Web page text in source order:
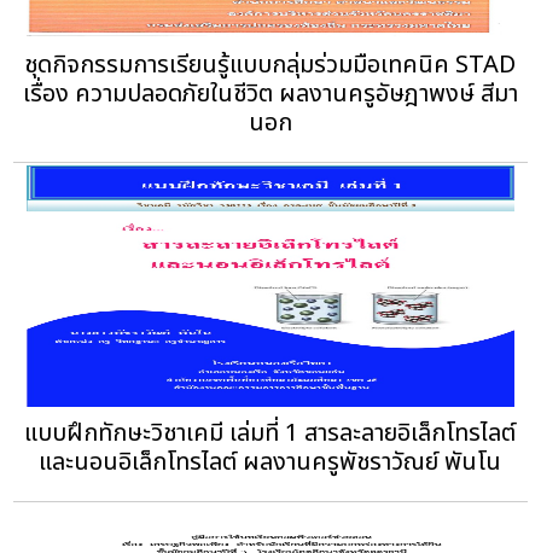
ชุดกิจกรรมการเรียนรู้แบบกลุ่มร่วมมือเทคนิค STAD
เรื่อง ความปลอดภัยในชีวิต ผลงานครูอัษฎาพงษ์ สีมา
นอก
แบบฝึกทักษะวิชาเคมี เล่มที่ 1 สารละลายอิเล็กโทรไลต์
และนอนอิเล็กโทรไลต์ ผลงานครูพัชราวัณย์ พันโน